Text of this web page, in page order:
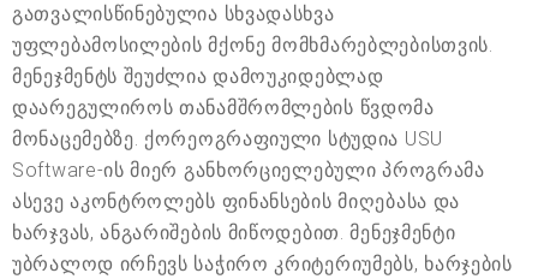
გათვალისწინებულია სხვადასხვა
უფლებამოსილების მქონე მომხმარებლებისთვის.
მენეჯმენტს შეუძლია დამოუკიდებლად
დაარეგულიროს თანამშრომლების წვდომა
მონაცემებზე. ქორეოგრაფიული სტუდია USU
Software-ის მიერ განხორციელებული პროგრამა
ასევე აკონტროლებს ფინანსების მიღებასა და
ხარჯვას, ანგარიშების მიწოდებით. მენეჯმენტი
უბრალოდ ირჩევს საჭირო კრიტერიუმებს, ხარჯების